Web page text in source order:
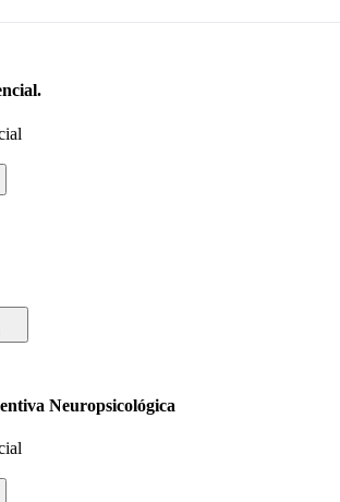
Neuropsicológica